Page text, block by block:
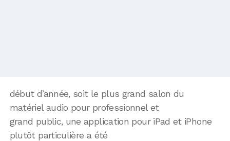
début d’année, soit le plus grand salon du
matériel audio pour professionnel et
grand public, une application pour iPad et iPhone
plutôt particulière a été